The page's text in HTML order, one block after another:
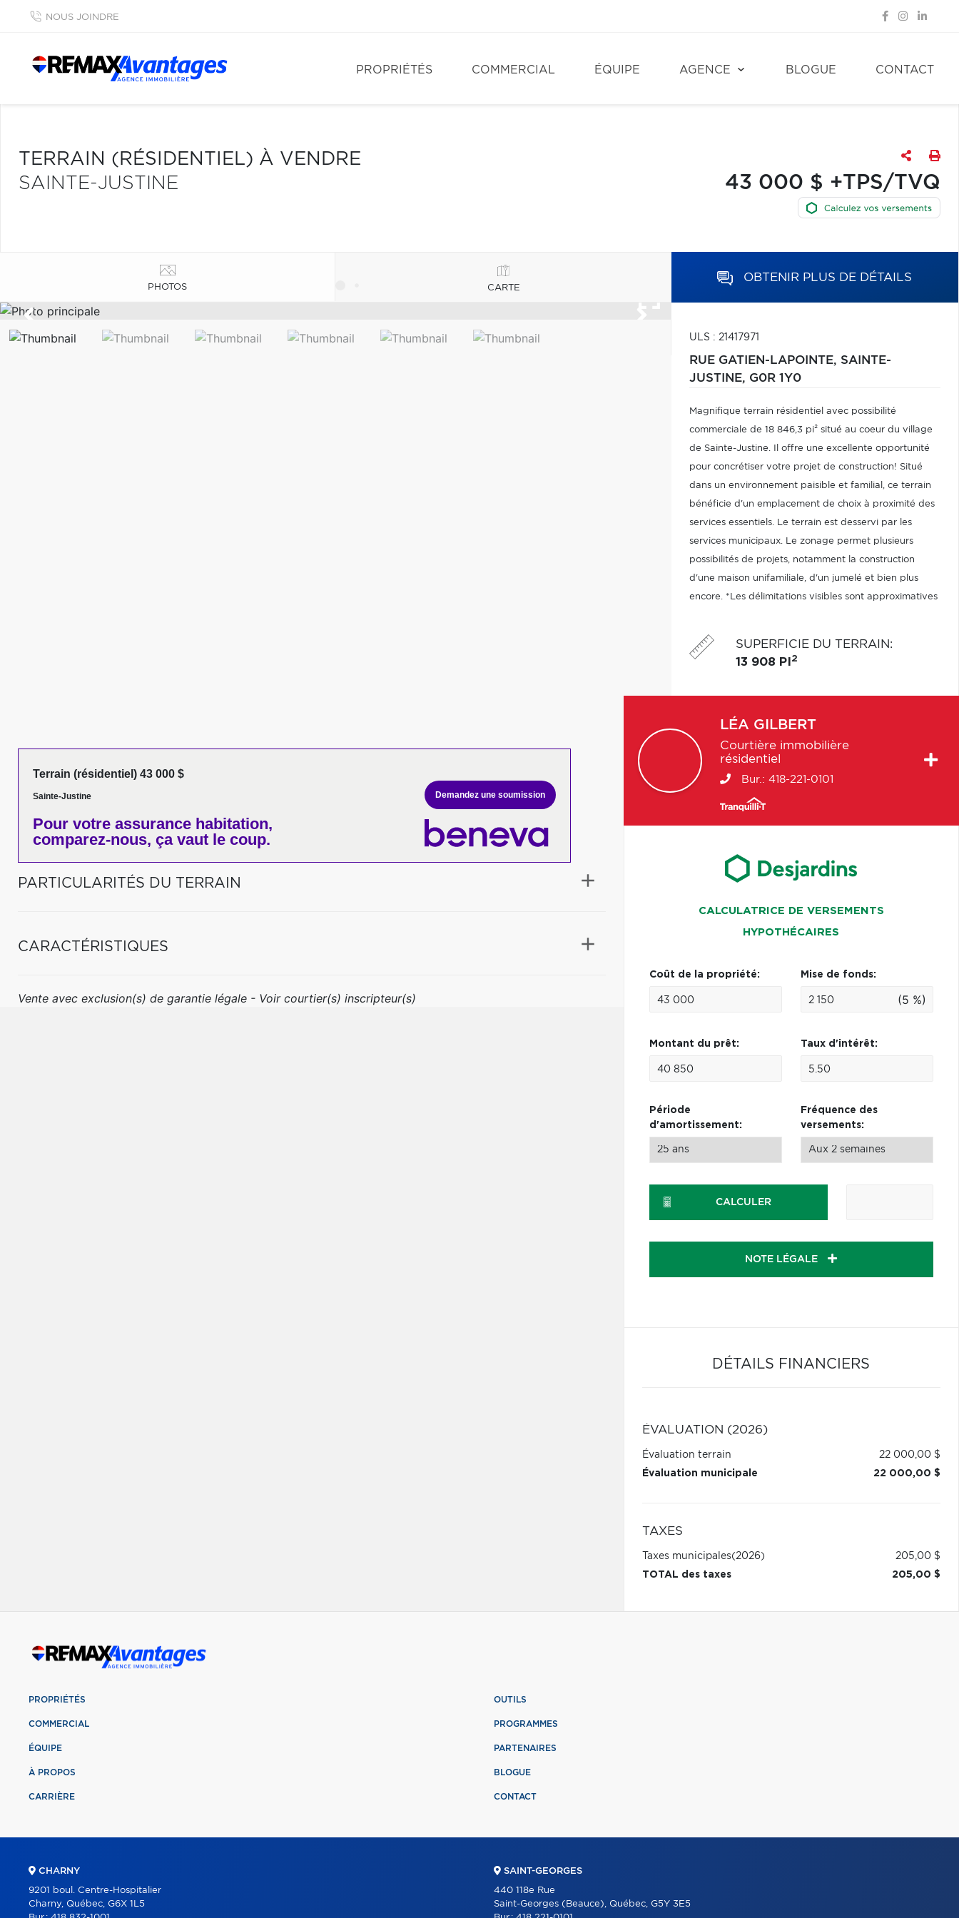
NOUS JOINDRE
PROPRIÉTÉS COMMERCIAL ÉQUIPE AGENCE BLOGUE CONTACT
TERRAIN (RÉSIDENTIEL) À VENDRE
SAINTE-JUSTINE
43 000 $ +TPS/TVQ
PHOTOS CARTE
OBTENIR PLUS DE DÉTAILS
ULS : 21417971
RUE GATIEN-LAPOINTE, SAINTE-
JUSTINE, G0R 1Y0
Magnifique terrain résidentiel avec possibilité
commerciale de 18 846,3 pi² situé au coeur du village
de Sainte-Justine. Il offre une excellente opportunité
pour concrétiser votre projet de construction! Situé
dans un environnement paisible et familial, ce terrain
bénéficie d'un emplacement de choix à proximité des
services essentiels. Le terrain est desservi par les
services municipaux. Le zonage permet plusieurs
possibilités de projets, notamment la construction
d'une maison unifamiliale, d'un jumelé et bien plus
encore. *Les délimitations visibles sont approximatives
SUPERFICIE DU TERRAIN:
13 908 PI 2
Terrain (résidentiel) 43 000 $
Sainte-Justine
Pour votre assurance habitation,
comparez-nous, ça vaut le coup.
Demandez une soumission
PARTICULARITÉS DU TERRAIN
CARACTÉRISTIQUES
Vente avec exclusion(s) de garantie légale - Voir courtier(s) inscripteur(s)
LÉA GILBERT
Courtière immobilière
résidentiel
Bur.: 418-221-0101
CALCULATRICE DE VERSEMENTS
HYPOTHÉCAIRES
Coût de la propriété: Mise de fonds:
(5 %)
Montant du prêt: Taux d'intérêt:
Période
d'amortissement:
Fréquence des
versements:
CALCULER
NOTE LÉGALE
DÉTAILS FINANCIERS
ÉVALUATION (2026)
Évaluation terrain
22 000,00 $
Évaluation municipale
22 000,00 $
TAXES
Taxes municipales(2026)
205,00 $
TOTAL des taxes
205,00 $
PROPRIÉTÉS
COMMERCIAL
ÉQUIPE
À PROPOS
CARRIÈRE
OUTILS
PROGRAMMES
PARTENAIRES
BLOGUE
CONTACT
CHARNY
9201 boul. Centre-Hospitalier
Charny, Québec, G6X 1L5
SAINT-GEORGES
440 118e Rue
Saint-Georges (Beauce), Québec, G5Y 3E5